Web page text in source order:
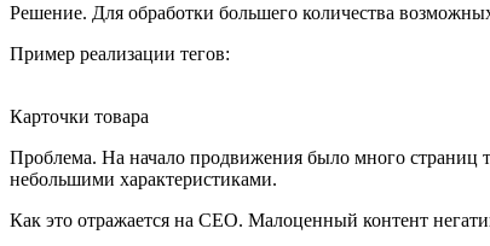
Решение. Для обработки большего количества
Пример реализации тегов:
Карточки товара
Проблема. На начало продвижения было много страниц
небольшими характеристиками.
Как это отражается на СЕО. Малоценный контент